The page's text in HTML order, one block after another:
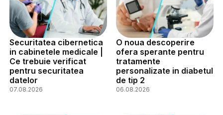
Securitatea cibernetica
in cabinetele medicale |
Ce trebuie verificat
pentru securitatea
datelor
07.08.2026
O noua descoperire
ofera sperante pentru
tratamente
personalizate in diabetul
de tip 2
06.08.2026